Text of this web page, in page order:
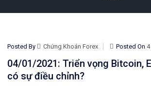
Posted By Chứng Khoán Forex Posted On 4
04/01/2021: Triển vọng Bitcoin,
có sự điều chỉnh?